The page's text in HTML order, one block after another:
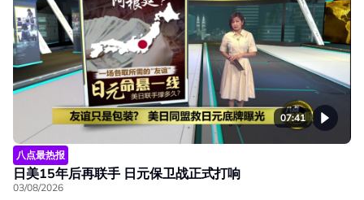
07:41
八点最热报
日美15年后再联手 日元保卫战正式打响
03/08/2026